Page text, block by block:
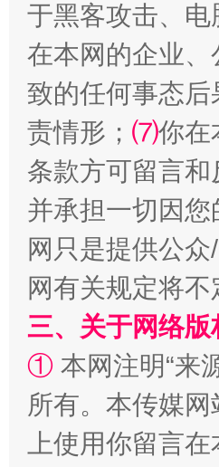
全民健身五年计划来了！等
阿坝州三大球赛在茂县
于黑客攻击、
在本网的企业
致的任何事态后
责情形； ⑺你在
条款方可留言
并承担一切因
网只是提供公
网有关规定将
三、关于网络版
① 本网注明“来
所有。本传媒
上使用你留言